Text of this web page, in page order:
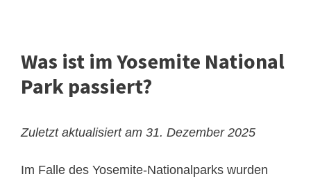
Was ist im Yosemite National
Park passiert?
Zuletzt aktualisiert am 31. Dezember 2025
Im Falle des Yosemite-Nationalparks wurden